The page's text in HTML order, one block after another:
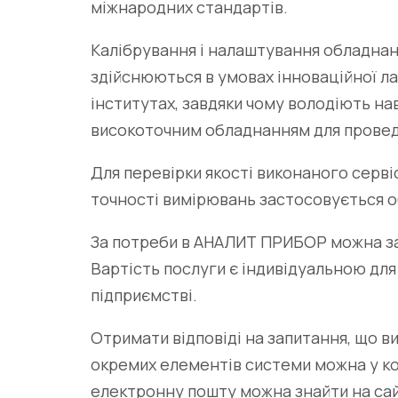
міжнародних стандартів.
Калібрування і налаштування
здійснюються в умовах інноваційної
інститутах, завдяки чому володіють
високоточним обладнанням для
Для перевірки якості виконаного
точності вимірювань застосовується
За потреби в АНАЛИТ ПРИБОР можна
Вартість послуги є індивідуальною
підприємстві.
Отримати відповіді на запитання, що
окремих елементів системи можна у
електронну пошту можна знайти на